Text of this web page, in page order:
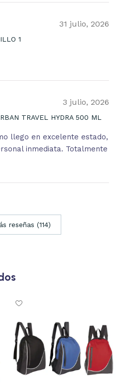
31 julio, 2026
1
3 julio, 2026
TRAVEL HYDRA 500 ML
llego en excelente estado,
inmediata. Totalmente
reseñas (114)